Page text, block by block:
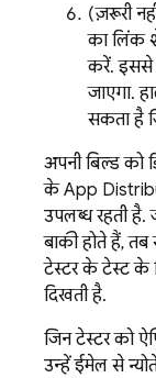
(ज़रूरी
का लिंक
करें. इससे
जाएगा.
सकता है
अपनी बिल्ड को
केApp
उपलब्ध रहती है.
बाकी होते हैं,
टेस्टर के टेस्ट के
दिखती है.
जिन टेस्टर को
उन्हें ईमेल से